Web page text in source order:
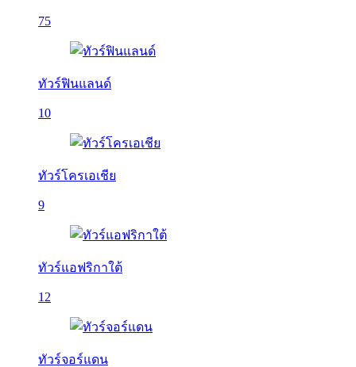
75
ทัวร์ฟินแลนด์
10
ทัวร์โครเอเชีย
9
ทัวร์แอฟริกาใต้
12
ทัวร์จอร์แดน